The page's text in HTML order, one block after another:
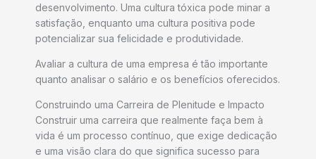
desenvolvimento. Uma cultura tóxica pode minar a
satisfação, enquanto uma cultura positiva pode
potencializar sua felicidade e produtividade.
Avaliar a cultura de uma empresa é tão importante
quanto analisar o salário e os benefícios oferecidos.
Construindo uma Carreira de Plenitude e Impacto
Construir uma carreira que realmente faça bem à
vida é um processo contínuo, que exige dedicação
e uma visão clara do que significa sucesso para